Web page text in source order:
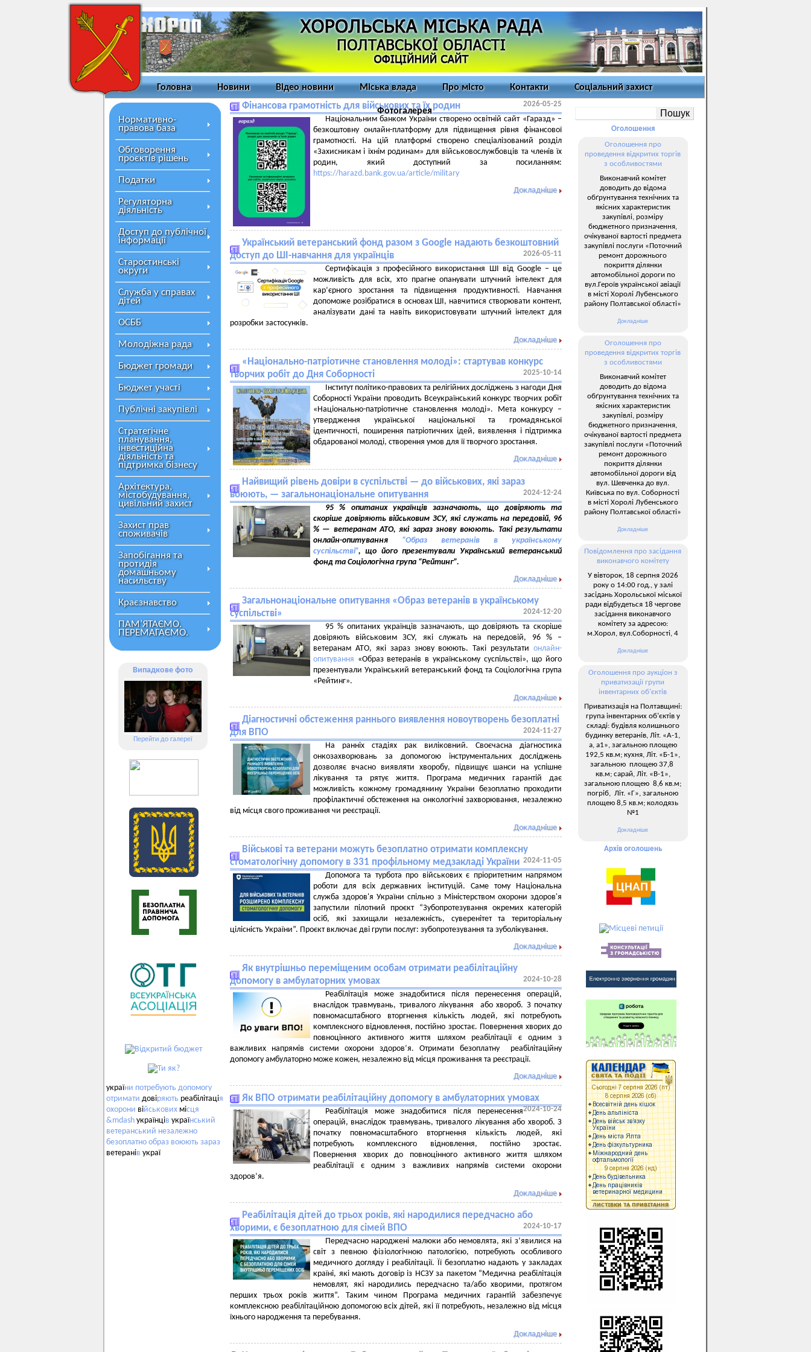
Головна Новини Відео новини Міська влада Про місто Контакти Соціальний захист
Фотогалерея
Нормативно-
правова база
Обговорення
проєктів рішень
Податки
Регуляторна
діяльність
Доступ до публічної
інформації
Старостинські
округи
Служба у справах
дітей
ОСББ
Молодіжна рада
Бюджет громади
Бюджет участі
Публічні закупівлі
Стратегічне
планування,
інвестиційна
діяльність та
підтримка бізнесу
Архітектура,
містобудування,
цивільний захист
Захист прав
споживачів
Запобігання та
протидія
домашньому
насильству
Краєзнавство
ПАМ’ЯТАЄМО.
ПЕРЕМАГАЄМО.
Випадкове фото
Перейти до галереї
україни потребують допомогу
отримати довіряють реабілітація
охорони військових місця
&mdash українців український
ветеранський незалежно
безоплатно образ воюють зараз
ветеранів украї
Фінансова грамотність для військових та їх родин 2026-05-25
Національним банком України створено освітній сайт «Гаразд» –
безкоштовну онлайн-платформу для підвищення рівня фінансової
грамотності. На цій платформі створено спеціалізований розділ
«Захисникам і їхнім родинам» для військовослужбовців та членів їх
родин, який доступний за посиланням:
https://harazd.bank.gov.ua/article/military
Докладніше
Український ветеранський фонд разом з Google надають безкоштовний
доступ до ШІ-навчання для українців
2026-05-11
Сертифікація з професійного використання ШІ від Google – це
можливість для всіх, хто прагне опанувати штучний інтелект для
кар’єрного зростання та підвищення продуктивності. Навчання
допоможе розібратися в основах ШІ, навчитися створювати контент,
аналізувати дані та навіть використовувати штучний інтелект для
розробки застосунків.
Докладніше
«Національно-патріотичне становлення молоді»: стартував конкурс
творчих робіт до Дня Соборності
2025-10-14
Інститут політико-правових та релігійних досліджень з нагоди Дня
Соборності України проводить Всеукраїнський конкурс творчих робіт
«Національно-патріотичне становлення молоді». Мета конкурсу –
утвердження української національної та громадянської
ідентичності, поширення патріотичних ідей, виявлення і підтримка
обдарованої молоді, створення умов для її творчого зростання.
Докладніше
Найвищий рівень довіри в суспільстві — до військових, які зараз
воюють, — загальнонаціональне опитування
2024-12-24
95 % опитаних українців зазначають, що довіряють та
скоріше довіряють військовим ЗСУ, які служать на передовій, 96
% — ветеранам АТО, які зараз знову воюють. Такі результати
онлайн-опитування “Образ ветеранів в українському
суспільстві”, що його презентували Український ветеранський
фонд та Соціологічна група “Рейтинг”.
Докладніше
Загальнонаціональне опитування «Образ ветеранів в українському
суспільстві»
2024-12-20
95 % опитаних українців зазначають, що довіряють та скоріше
довіряють військовим ЗСУ, які служать на передовій, 96 % –
ветеранам АТО, які зараз знову воюють. Такі результати онлайн-
опитування «Образ ветеранів в українському суспільстві», що його
презентували Український ветеранський фонд та Соціологічна група
«Рейтинг».
Докладніше
Діагностичні обстеження раннього виявлення новоутворень безоплатні
для ВПО
2024-11-27
На ранніх стадіях рак виліковний. Своєчасна діагностика
онкозахворювань за допомогою інструментальних досліджень
дозволяє вчасно виявляти хворобу, підвищує шанси на успішне
лікування та рятує життя. Програма медичних гарантій дає
можливість кожному громадянину України безоплатно проходити
профілактичні обстеження на онкологічні захворювання, незалежно
від місця свого проживання чи реєстрації.
Докладніше
Військові та ветерани можуть безоплатно отримати комплексну
стоматологічну допомогу в 331 профільному медзакладі України 2024-11-05
Допомога та турбота про військових є пріоритетним напрямом
роботи для всіх державних інституцій. Саме тому Національна
служба здоров'я України спільно з Міністерством охорони здоров'я
запустили пілотний проєкт “Зубопротезування окремих категорій
осіб, які захищали незалежність, суверенітет та територіальну
цілісність України”. Проєкт включає дві групи послуг: зубопротезування та зуболікування.
Докладніше
Як внутрішньо переміщеним особам отримати реабілітаційну
допомогу в амбулаторних умовах
2024-10-28
Реабілітація може знадобитися після перенесення операцій,
внаслідок травмувань, тривалого лікування або хвороб. З початку
повномасштабного вторгнення кількість людей, які потребують
комплексного відновлення, постійно зростає. Повернення хворих до
повноцінного активного життя шляхом реабілітації є одним з
важливих напрямів системи охорони здоров’я. Отримати безоплатну реабілітаційну
допомогу амбулаторно може кожен, незалежно від місця проживання та реєстрації.
Докладніше
Як ВПО отримати реабілітаційну допомогу в амбулаторних умовах
2024-10-24
Реабілітація може знадобитися після перенесення
операцій, внаслідок травмувань, тривалого лікування або хвороб. З
початку повномасштабного вторгнення кількість людей, які
потребують комплексного відновлення, постійно зростає.
Повернення хворих до повноцінного активного життя шляхом
реабілітації є одним з важливих напрямів системи охорони
здоров’я.
Докладніше
Реабілітація дітей до трьох років, які народилися передчасно або
хворими, є безоплатною для сімей ВПО
2024-10-17
Передчасно народжені малюки або немовлята, які з’явилися на
світ з певною фізіологічною патологією, потребують особливого
медичного догляду і реабілітації. Її безоплатно надають у закладах
країні, які мають договір із НСЗУ за пакетом “Медична реабілітація
немовлят, які народились передчасно та/або хворими, протягом
перших трьох років життя”. Таким чином Програма медичних гарантій забезпечує
комплексною реабілітаційною допомогою всіх дітей, які її потребують, незалежно від місця
їхнього народження та перебування.
Докладніше
Оголошення
Оголошення про
проведення відкритих торгів
з особливостями
Виконавчий комітет
доводить до відома
обґрунтування технічних та
якісних характеристик
закупівлі, розміру
бюджетного призначення,
очікуваної вартості предмета
закупівлі послуги «Поточний
ремонт дорожнього
покриття ділянки
автомобільної дороги по
вул.Героїв української авіації
в місті Хоролі Лубенського
району Полтавської області»
Докладніше
Оголошення про
проведення відкритих торгів
з особливостями
Виконавчий комітет
доводить до відома
обґрунтування технічних та
якісних характеристик
закупівлі, розміру
бюджетного призначення,
очікуваної вартості предмета
закупівлі послуги «Поточний
ремонт дорожнього
покриття ділянки
автомобільної дороги від
вул. Шевченка до вул.
Київська по вул. Соборності
в місті Хоролі Лубенського
району Полтавської області»
Докладніше
Повідомлення про засідання
виконавчого комітету
У вівторок, 18 серпня 2026
року о 14:00 год., у залі
засідань Хорольської міської
ради відбудеться 18 чергове
засідання виконавчого
комітету за адресою:
м.Хорол, вул.Соборності, 4
Докладніше
Оголошення про аукціон з
приватизації групи
інвентарних об’єктів
Приватизація на Полтавщині:
група інвентарних об’єктів у
складі: будівля колишнього
будинку ветеранів, Літ. «А-1,
а, а1», загальною площею
192,5 кв.м; кухня, Літ. «Б-1»,
загальною площею 37,8
кв.м; сарай, Літ. «В-1»,
загальною площею 8,6 кв.м;
погріб, Літ. «Г», загальною
площею 8,5 кв.м; колодязь
№1
Докладніше
Архів оголошень